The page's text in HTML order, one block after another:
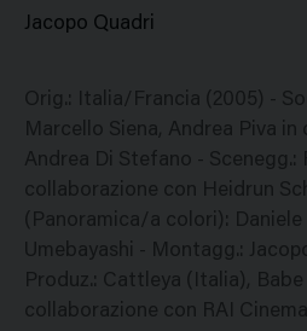
Jacopo Quadri
Orig.: Italia/Francia (2005) -
Marcello Siena, Andrea Piva
Andrea Di Stefano - Scenegg.:
collaborazione con Heidrun
(Panoramica/a colori): Daniele
Umebayashi - Montagg.:
Produz.: Cattleya (Italia),
collaborazione con RAI